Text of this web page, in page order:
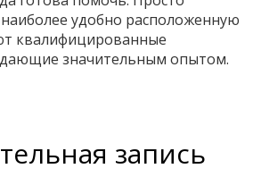
удобно расположенную
квалифицированные
значительным опытом.
запись